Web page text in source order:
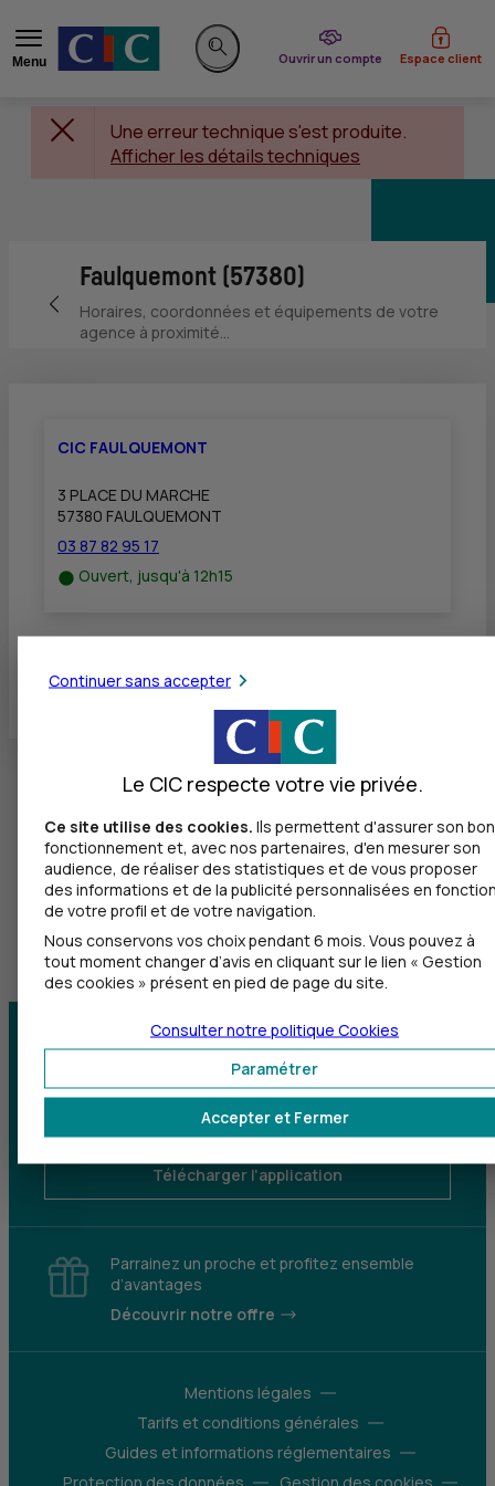
Menu
Rechercher sur le site
Ouvrir un compte
du CIC Espace client
Une erreur technique s'est produite.
Afficher les détails techniques
Retour vers la page précédente
Faulquemont (57380)
Horaires, coordonnées et équipements de votre
agence à proximité...
CIC FAULQUEMONT
3 PLACE DU MARCHE
57380 FAULQUEMONT
03 87 82 95 17
Ouvert, jusqu'à 12h15
Toutes les localités
Centre d'aide Trouver une agence
Sourds et
Télécharger l'application
Parrainez un proche et profitez ensemble
d’avantages
Découvrir notre offre
Mentions légales
Tarifs et conditions générales
Guides et informations réglementaires
Continuer sans accepter
Le CIC respecte votre vie privée.
Ce site utilise des cookies. Ils permettent d'assurer son bon
fonctionnement et, avec nos partenaires, d'en mesurer son
audience, de réaliser des statistiques et de vous proposer
des informations et de la publicité personnalisées en
de votre profil et de votre navigation.
Nous conservons vos choix pendant 6 mois. Vous pouvez à
tout moment changer d’avis en cliquant sur le lien « Gestion
des cookies » présent en pied de page du site.
Accepter et Fermer
Paramétrer
Consulter notre politique Cookies